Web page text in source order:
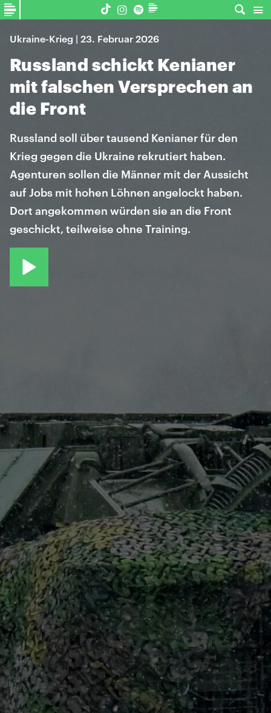
Ukraine-Krieg | 23. Februar 2026
Russland schickt Kenianer
mit falschen Versprechen an
die Front
Russland soll über tausend Kenianer für den
Krieg gegen die Ukraine rekrutiert haben.
Agenturen sollen die Männer mit der Aussicht
auf Jobs mit hohen Löhnen angelockt haben.
Dort angekommen würden sie an die Front
geschickt, teilweise ohne Training.